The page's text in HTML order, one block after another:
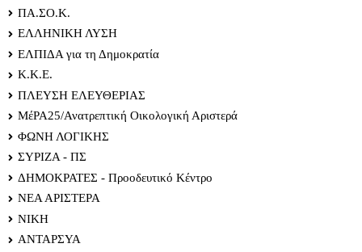
ΠΑ.ΣΟ.Κ.
ΕΛΛΗΝΙΚΗ ΛΥΣΗ
ΕΛΠΙΔΑ για τη Δημοκρατία
Κ.Κ.Ε.
ΠΛΕΥΣΗ ΕΛΕΥΘΕΡΙΑΣ
ΜέΡΑ25/Ανατρεπτική Οικολογική Αριστερά
ΦΩΝΗ ΛΟΓΙΚΗΣ
ΣΥΡΙΖΑ - ΠΣ
ΔΗΜΟΚΡΑΤΕΣ - Προοδευτικό Κέντρο
ΝΕΑ ΑΡΙΣΤΕΡΑ
ΝΙΚΗ
ΑΝΤΑΡΣΥΑ